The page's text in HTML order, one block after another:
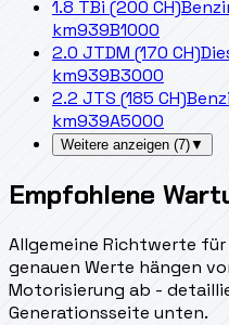
1.8 TBi (200 CH)
km939B1000
2.0 JTDM (170 CH)
km939B3000
2.2 JTS (185 CH)
km939A5000
Weitere anzeigen (7)▼
Empfohlene
Allgemeine Richtwerte für
genauen Werte hängen
Motorisierung ab -
Generationsseite unten.